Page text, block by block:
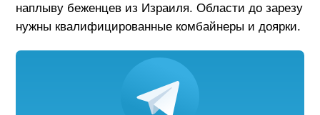
наплыву беженцев из Израиля. Области до зарезу
нужны квалифицированные комбайнеры и доярки.